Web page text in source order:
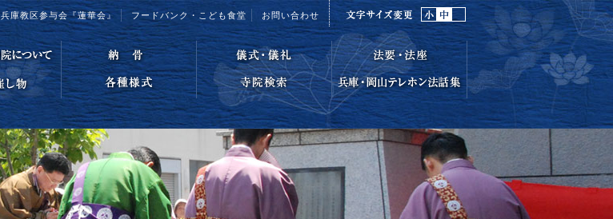
お問い合わせ
フードバンク・こども食堂
兵庫教区参与会『蓮華会』